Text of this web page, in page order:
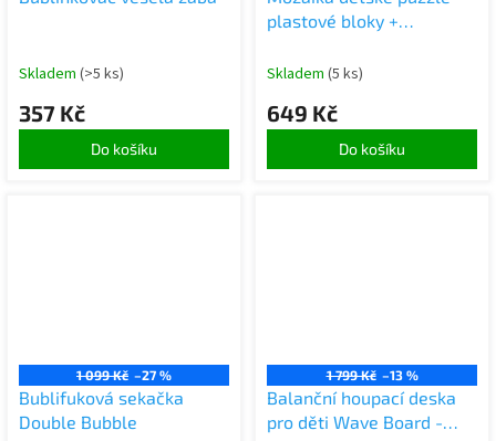
Skladem (>5 ks)
357 Kč
Do košíku
plastové bloky +
Skladem (5 ks)
649 Kč
Do košíku
1 099 Kč –27 %
Bublifuková sekačka
Double Bubble
1 799 Kč –13 %
Balanční houpací deska
pro děti Wave Board -